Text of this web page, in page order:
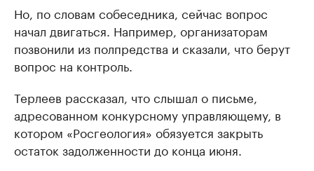
Но, по словам собеседника, сейчас вопрос
начал двигаться. Например, организаторам
позвонили из полпредства и сказали, что берут
вопрос на контроль.
Терлеев рассказал, что слышал о письме,
адресованном конкурсному управляющему, в
котором «Росгеология» обязуется закрыть
остаток задолженности до конца июня.